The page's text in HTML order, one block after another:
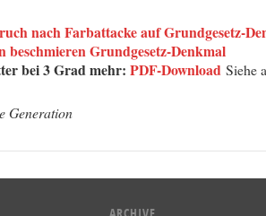
nach Farbattacke auf Grundgesetz-
beschmieren Grundgesetz-Denkmal
bei 3 Grad mehr: PDF-Download Siehe
Generation
ARCHIVE